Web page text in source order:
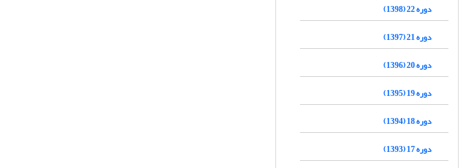
دوره 22 (1398)
دوره 21 (1397)
دوره 20 (1396)
دوره 19 (1395)
دوره 18 (1394)
دوره 17 (1393)